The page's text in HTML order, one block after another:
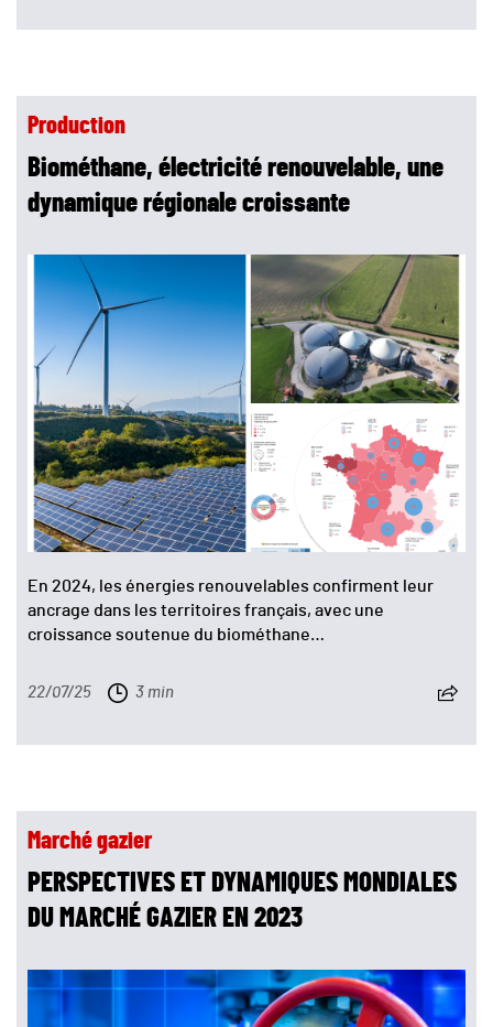
Production
Biométhane, électricité renouvelable, une
dynamique régionale croissante
En 2024, les énergies renouvelables confirment leur
ancrage dans les territoires français, avec une
croissance soutenue du biométhane…
22/07/25 3 min
Marché gazier
PERSPECTIVES ET DYNAMIQUES MONDIALES
DU MARCHÉ GAZIER EN 2023